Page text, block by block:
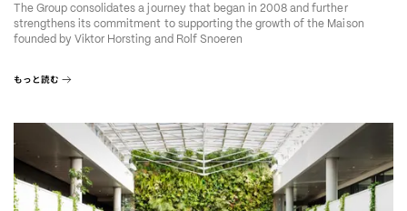
The Group consolidates a journey that began in 2008 and further
strengthens its commitment to supporting the growth of the Maison
founded by Viktor Horsting and Rolf Snoeren
もっと読む